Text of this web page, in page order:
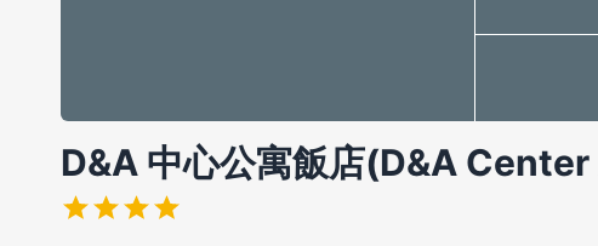
D&A 中心公寓飯店(D&A